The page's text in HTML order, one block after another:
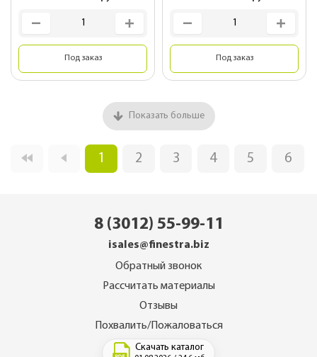
Под заказ Под заказ
Показать больше
1 2 3 4 5 6
8 (3012) 55-99-11
isales@finestra.biz
Обратный звонок
Рассчитать материалы
Отзывы
Похвалить/Пожаловаться
Скачать каталог